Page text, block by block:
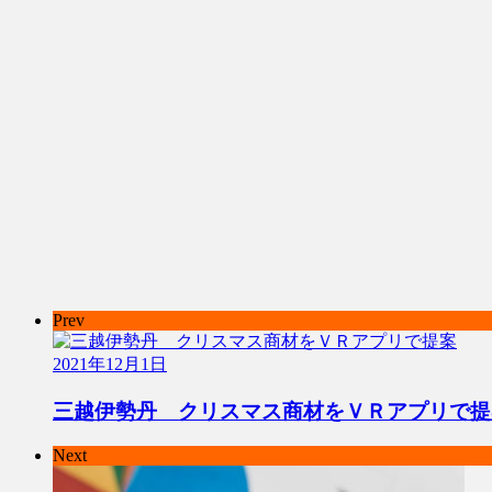
Prev
2021年12月1日
三越伊勢丹 クリスマス商材をＶＲアプリで
Next